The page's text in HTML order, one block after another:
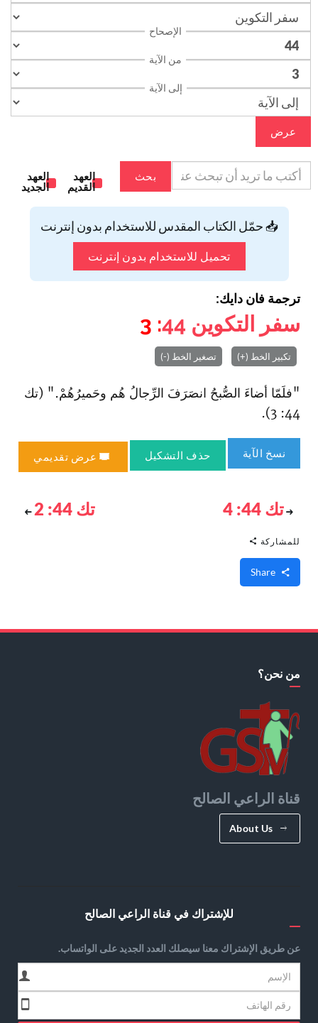
الإصحاح
من الآية
إلى الآية
عرض
بحث
العهد
القديم
العهد
الجديد
📥 حمّل الكتاب المقدس للاستخدام بدون إنترنت
تحميل للاستخدام بدون إنترنت
ترجمة فان دايك:
سفر التكوين 44
: 3
تكبير الخط (+) تصغير الخط (-)
"فلَمّا أضاءَ الصُّبحُ انصَرَفَ الرِّجالُ هُم وحَميرُهُمْ." (تك
44: 3).
نسخ الآية حذف التشكيل عرض تقديمي
تك 44: 4 تك 44: 2
للمشاركة
من نحن؟
قناة الراعي الصالح
About Us
للإشتراك في قناة الراعي الصالح
عن طريق الإشتراك معنا سيصلك العدد الجديد على الواتساب.